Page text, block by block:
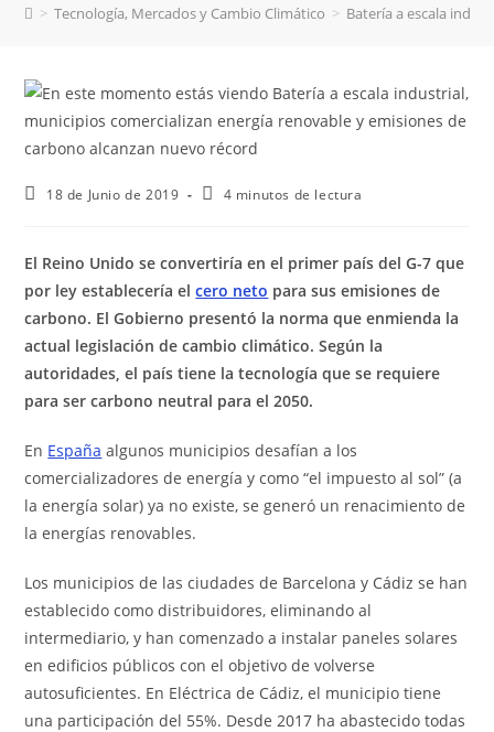
> Tecnología, Mercados y Cambio Climático > Batería a escala
18 de Junio de 2019 4 minutos de lectura
El Reino Unido se convertiría en el primer país del G-7 que
por ley establecería elcero neto para sus emisiones de
carbono. El Gobierno presentó la norma que enmienda la
actual legislación de cambio climático. Según la
autoridades, el país tiene la tecnología que se requiere
para ser carbono neutral para el 2050.
En España algunos municipios desafían a los
comercializadores de energía y como “el impuesto al sol” (a
la energía solar) ya no existe, se generó un renacimiento de
la energías renovables.
Los municipios de las ciudades de Barcelona y Cádiz se han
establecido como distribuidores, eliminando al
intermediario, y han comenzado a instalar paneles solares
en edificios públicos con el objetivo de volverse
autosuficientes. En Eléctrica de Cádiz, el municipio tiene
una participación del 55%. Desde 2017 ha abastecido todas